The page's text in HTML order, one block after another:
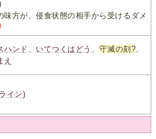
味方が、侵食状態の相手から受けるダメ
ハンド 、 いてつくはどう 、守滅の刻 ?、
え
イン)